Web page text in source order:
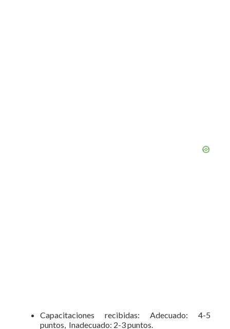
Capacitaciones recibidas: Adecuado: 4-5
puntos, Inadecuado: 2-3 puntos.